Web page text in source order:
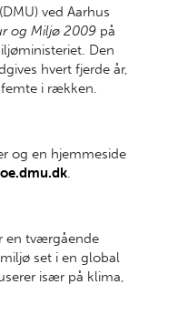
ved Aarhus
og Miljø 2009 på
Den
hvert fjerde år,
i rækken.
og en hjemmeside
.
en tværgående
set i en global
især på klima,